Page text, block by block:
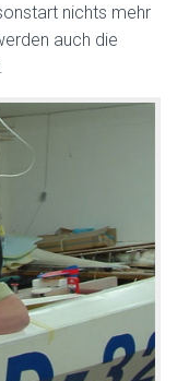
nichts mehr
auch die